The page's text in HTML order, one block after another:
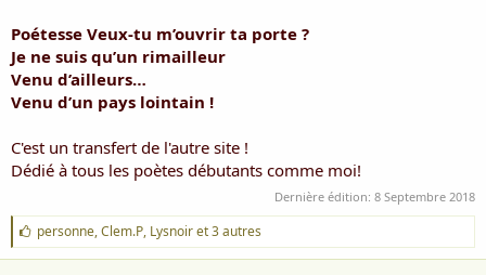
Poétesse Veux-tu m’ouvrir ta porte ?
Je ne suis qu’un rimailleur
Venu d’ailleurs…
Venu d’un pays lointain !
C'est un transfert de l'autre site !
Dédié à tous les poètes débutants comme moi!
Dernière édition: 8 Septembre 2018
J
'
a
personne,Clem.P, Lysnoiret 3 autres